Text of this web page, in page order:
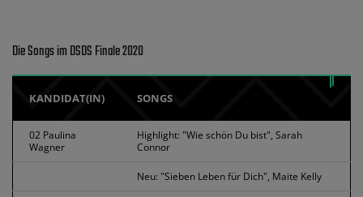
Die Songs im DSDS Finale 2020
KANDIDAT(IN) SONGS
02 Paulina
Wagner
Highlight: "Wie schön Du bist", Sarah
Connor
Neu: "Sieben Leben für Dich", Maite Kelly